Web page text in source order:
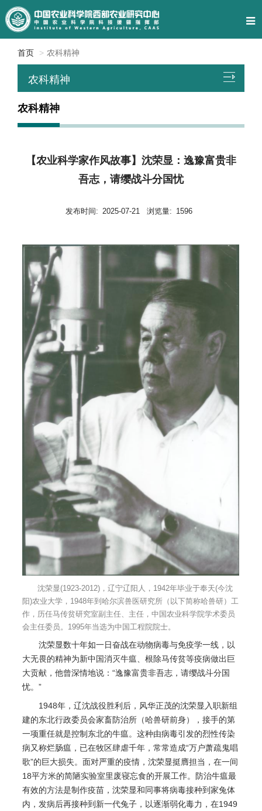
首页 农科精神
农科精神
农科精神
【农业科学家作风故事】沈荣显：逸豫富贵非
吾志，请缨战斗分国忧
发布时间: 2025-07-21 浏览量: 1596
沈荣显(1923-2012)，辽宁辽阳人，1942年毕业于奉天(今沈
阳)农业大学，1948年到哈尔滨兽医研究所（以下简称哈兽研）工
作，历任马传贫研究室副主任、主任，中国农业科学院学术委员
会主任委员。1995年当选为中国工程院院士。
沈荣显数十年如一日奋战在动物病毒与免疫学一线，以
大无畏的精神为新中国消灭牛瘟、根除马传贫等疫病做出巨
大贡献，他曾深情地说：“逸豫富贵非吾志，请缨战斗分国
忧。”
1948年，辽沈战役胜利后，风华正茂的沈荣显入职新组
建的东北行政委员会家畜防治所（哈兽研前身），接手的第
一项重任就是控制东北的牛瘟。这种由病毒引发的烈性传染
病又称烂肠瘟，已在牧区肆虐千年，常常造成“万户萧疏鬼唱
歌”的巨大损失。面对严重的疫情，沈荣显挺膺担当，在一间
18平方米的简陋实验室里废寝忘食的开展工作。防治牛瘟最
有效的方法是制作疫苗，沈荣显和同事将病毒接种到家兔体
内，发病后再接种到新一代兔子，以逐渐弱化毒力，在1949